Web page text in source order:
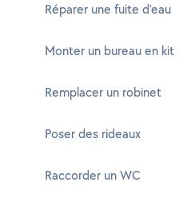
Réparer une fuite d'eau
Monter un bureau en kit
Remplacer un robinet
Poser des rideaux
Raccorder un WC